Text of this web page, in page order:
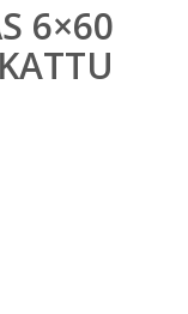
6×60